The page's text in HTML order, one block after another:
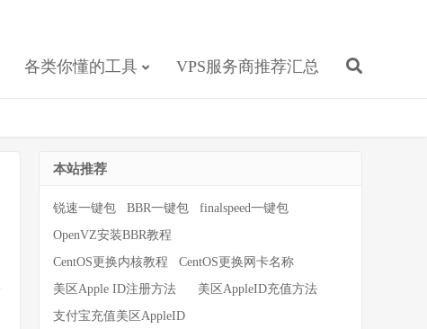
各类你懂的工具 VPS服务商推荐汇总
本站推荐
锐速一键包 BBR一键包
finalspeed一键包
OpenVZ安装BBR教程
CentOS更换内核教程
CentOS更换网卡名称
美区Apple ID注册方法
美区AppleID充值方法
支付宝充值美区AppleID